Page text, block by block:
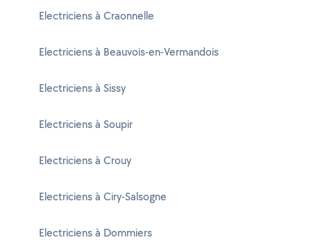
Electriciens à Craonnelle
Electriciens à Beauvois-en-Vermandois
Electriciens à Sissy
Electriciens à Soupir
Electriciens à Crouy
Electriciens à Ciry-Salsogne
Electriciens à Dommiers